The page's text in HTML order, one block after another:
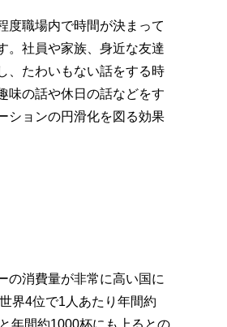
度職場内で時間が決まって
。社員や家族、身近な友達
、たわいもない話をする時
味の話や休日の話などをす
ションの円滑化を図る効果
の消費量が非常に高い国に
界4位で1人あたり年間約
年間約1000杯にも上るとの